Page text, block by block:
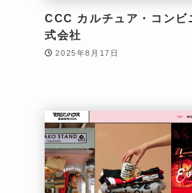
CCC カルチュア・コンビ
式会社
2025年8月17日